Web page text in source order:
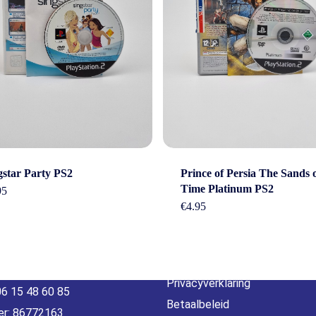
Party PS2
Prince of Persia The Sands
Time Platinum PS2
€4.95
15 48 60 85
86772163
Beleid &
voorwaarden
Privacyverklaring
Betaalbeleid